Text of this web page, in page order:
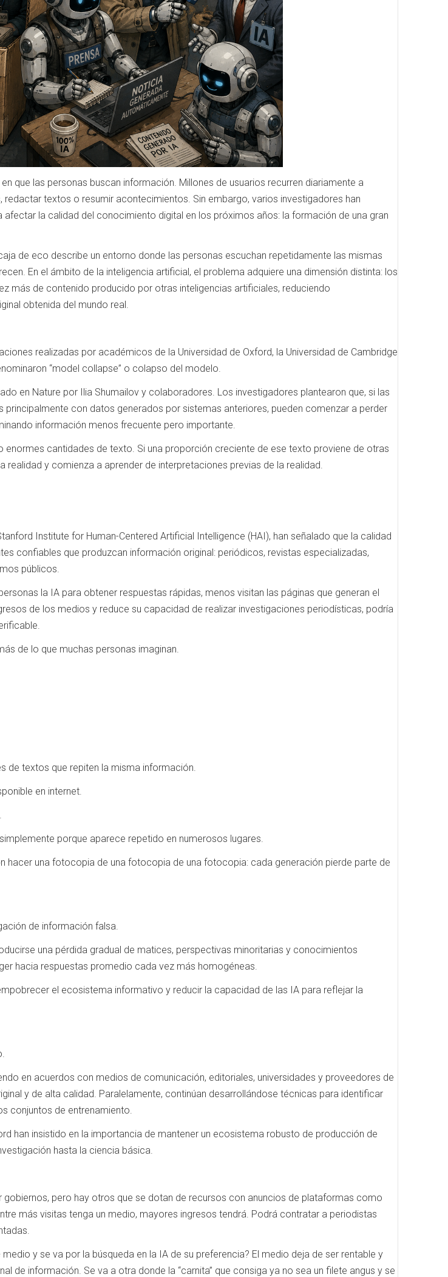
que las personas buscan información. Millones de usuarios recurren diariamente a
textos o resumir acontecimientos. Sin embargo, varios investigadores han
la calidad del conocimiento digital en los próximos años: la formación de una gran
de eco describe un entorno donde las personas escuchan repetidamente las mismas
En el ámbito de la inteligencia artificial, el problema adquiere una dimensión distinta: los
más de contenido producido por otras inteligencias artificiales, reduciendo
obtenida del mundo real.
realizadas por académicos de la Universidad de Oxford, la Universidad de Cambridge
“model collapse” o colapso del modelo.
en Nature por Ilia Shumailov y colaboradores. Los investigadores plantearon que, si las
con datos generados por sistemas anteriores, pueden comenzar a perder
información menos frecuente pero importante.
enormes cantidades de texto. Si una proporción creciente de ese texto proviene de otras
realidad y comienza a aprender de interpretaciones previas de la realidad.
Institute for Human-Centered Artificial Intelligence (HAI), han señalado que la calidad
confiables que produzcan información original: periódicos, revistas especializadas,
públicos.
la IA para obtener respuestas rápidas, menos visitan las páginas que generan el
de los medios y reduce su capacidad de realizar investigaciones periodísticas, podría
de lo que muchas personas imaginan.
de textos que repiten la misma información.
en internet.
porque aparece repetido en numerosos lugares.
hacer una fotocopia de una fotocopia de una fotocopia: cada generación pierde parte de
de información falsa.
una pérdida gradual de matices, perspectivas minoritarias y conocimientos
hacia respuestas promedio cada vez más homogéneas.
el ecosistema informativo y reducir la capacidad de las IA para reflejar la
en acuerdos con medios de comunicación, editoriales, universidades y proveedores de
y de alta calidad. Paralelamente, continúan desarrollándose técnicas para identificar
conjuntos de entrenamiento.
han insistido en la importancia de mantener un ecosistema robusto de producción de
hasta la ciencia básica.
pero hay otros que se dotan de recursos con anuncios de plataformas como
más visitas tenga un medio, mayores ingresos tendrá. Podrá contratar a periodistas
y se va por la búsqueda en la IA de su preferencia? El medio deja de ser rentable y
de información. Se va a otra donde la “carnita” que consiga ya no sea un filete angus y se